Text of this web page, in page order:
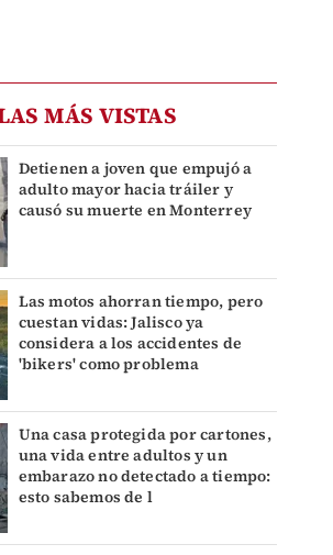
MÁS VISTAS
Detienen a joven que empujó a
adulto mayor hacia tráiler y
causó su muerte en Monterrey
Las motos ahorran tiempo, pero
cuestan vidas: Jalisco ya
considera a los accidentes de
'bikers' como problema
Una casa protegida por cartones,
una vida entre adultos y un
embarazo no detectado a tiempo:
esto sabemos de l